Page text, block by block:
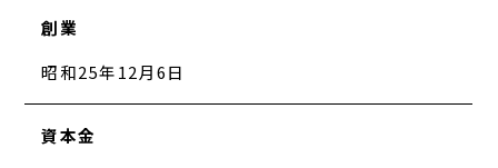
創業
昭和25年12月6日
資本金